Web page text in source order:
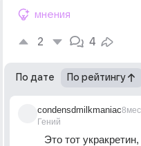
мнения
2 4
По дате По рейтингу
condensdmilkmaniac
Гений
8мес
Это тот